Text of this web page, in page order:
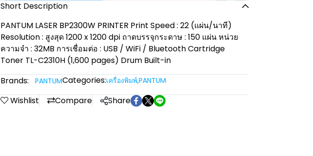
Short Description
PANTUM LASER BP2300W PRINTER Print Speed : 22 (แผ่น/นาที)
Resolution : สูงสุด 1200 x 1200 dpi ถาดบรรจุกระดาษ : 150 แผ่น หน่วย
ความจำ : 32MB การเชื่อมต่อ : USB / WiFi / Bluetooth Cartridge
Toner TL-C2310H (1,600 pages) Drum Built-in
Brands:
PANTUMCategories:เครื่องพิมพ์,PANTUM
Wishlist Compare Share